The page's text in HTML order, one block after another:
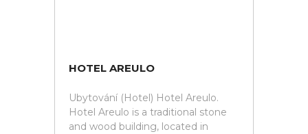
HOTEL AREULO
Ubytování (Hotel) Hotel Areulo.
Hotel Areulo is a traditional stone
and wood building, located in